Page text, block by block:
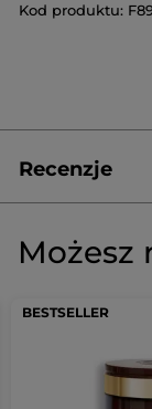
Kod produktu:
Recenzje
★★★★★
★★★★★
Brak
Możesz
BESTSELLER